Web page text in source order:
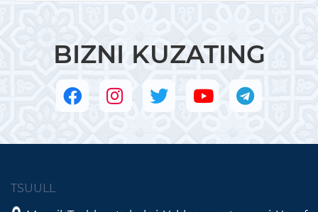
BIZNI KUZATING
TSUULL